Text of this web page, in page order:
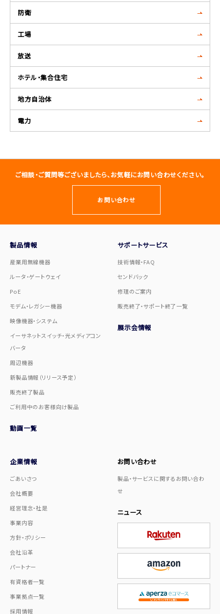
防衛
工場
放送
ホテル・集合住宅
地方自治体
電力
ご相談・ご質問等ございましたら、お気軽にお問い合わせください。
お問い合わせ
製品情報
産業用無線機器
ルータ・ゲートウェイ
PoE
モデム・レガシー機器
映像機器・システム
イーサネットスイッチ・光メディアコン
バータ
周辺機器
新製品情報（リリース予定）
販売終了製品
ご利用中のお客様向け製品
動画一覧
サポートサービス
技術情報・FAQ
センドバック
修理のご案内
販売終了・サポート終了一覧
展示会情報
企業情報
ごあいさつ
会社概要
経営理念・社是
事業内容
方針・ポリシー
会社沿革
パートナー
有資格者一覧
事業拠点一覧
採用情報
お問い合わせ
製品・サービスに関するお問い合わ
せ
ニュース